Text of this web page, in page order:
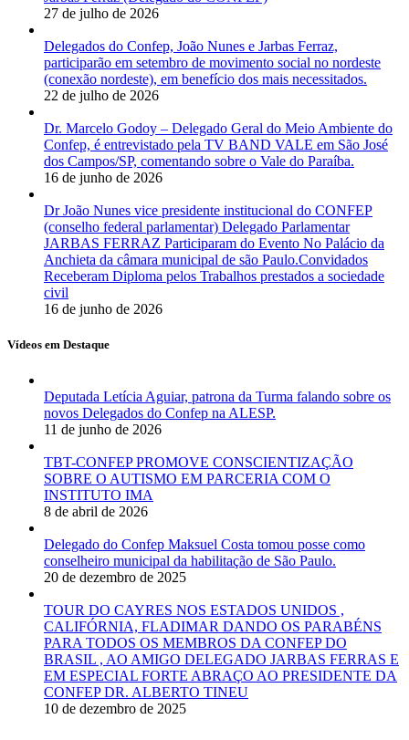
27 de julho de 2026
Delegados do Confep, João Nunes e Jarbas Ferraz,
participarão em setembro de movimento social no nordeste
(conexão nordeste), em benefício dos mais necessitados.
22 de julho de 2026
Dr. Marcelo Godoy – Delegado Geral do Meio Ambiente do
Confep, é entrevistado pela TV BAND VALE em São José
dos Campos/SP, comentando sobre o Vale do Paraíba.
16 de junho de 2026
Dr João Nunes vice presidente institucional do CONFEP
(conselho federal parlamentar) Delegado Parlamentar
JARBAS FERRAZ Participaram do Evento No Palácio da
Anchieta da câmara municipal de são Paulo.Convidados
Receberam Diploma pelos Trabalhos prestados a sociedade
civil
16 de junho de 2026
Vídeos em Destaque
Deputada Letícia Aguiar, patrona da Turma falando sobre os
novos Delegados do Confep na ALESP.
11 de junho de 2026
TBT-CONFEP PROMOVE CONSCIENTIZAÇÃO
SOBRE O AUTISMO EM PARCERIA COM O
INSTITUTO IMA
8 de abril de 2026
Delegado do Confep Maksuel Costa tomou posse como
conselheiro municipal da habilitação de São Paulo.
20 de dezembro de 2025
TOUR DO CAYRES NOS ESTADOS UNIDOS ,
CALIFÓRNIA, FLADIMAR DANDO OS PARABÉNS
PARA TODOS OS MEMBROS DA CONFEP DO
BRASIL , AO AMIGO DELEGADO JARBAS FERRAS E
EM ESPECIAL FORTE ABRAÇO AO PRESIDENTE DA
CONFEP DR. ALBERTO TINEU
10 de dezembro de 2025